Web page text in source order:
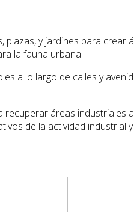
plazas, y jardines para
la fauna urbana.
a lo largo de calles y
recuperar áreas industriales
de la actividad industrial